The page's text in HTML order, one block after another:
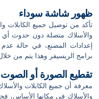
ظهور شاشة سوداء
تأكد من توصيل جميع الكابلات
والأسلاك متصلة دون حدوث
إعدادات المصنع، في حالة
برامج الريسيفر وهذا يتم من
تقطيع الصورة أو الصوت
معرفة أن جميع الكابلات
والأسلاك في مكانها الأساس،